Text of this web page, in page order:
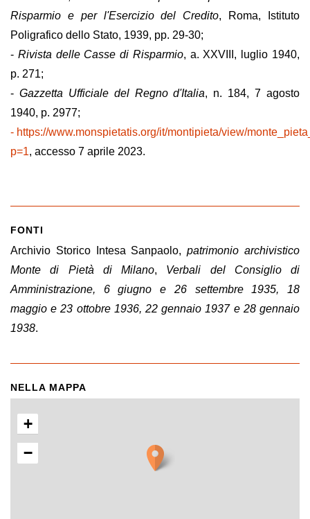
Risparmio e per l'Esercizio del Credito, Roma, Istituto
Poligrafico dello Stato, 1939, pp. 29-30;
- Rivista delle Casse di Risparmio, a. XXVIII, luglio 1940,
p. 271;
- Gazzetta Ufficiale del Regno d'Italia, n. 184, 7 agosto
1940, p. 2977;
- https://www.monspietatis.org/it/montipieta/view/
p=1, accesso 7 aprile 2023.
FONTI
Archivio Storico Intesa Sanpaolo,patrimonio archivistico
Monte di Pietà di Milano, Verbali del Consiglio di
Amministrazione, 6 giugno e 26 settembre 1935, 18
maggio e 23 ottobre 1936, 22 gennaio 1937 e 28 gennaio
1938.
NELLA MAPPA
+
−